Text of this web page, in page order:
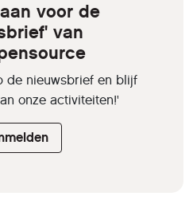
voor de
van
de nieuwsbrief en blijf
onze activiteiten!'